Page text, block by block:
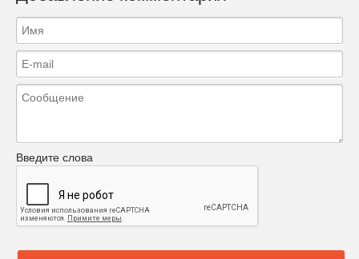
Введите слова